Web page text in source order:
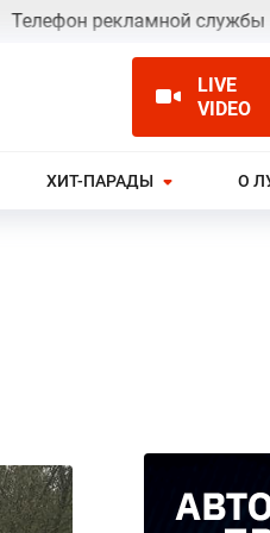
рекламной службы 04-
LIVE
VIDEO
ХИТ-ПАРАДЫ О